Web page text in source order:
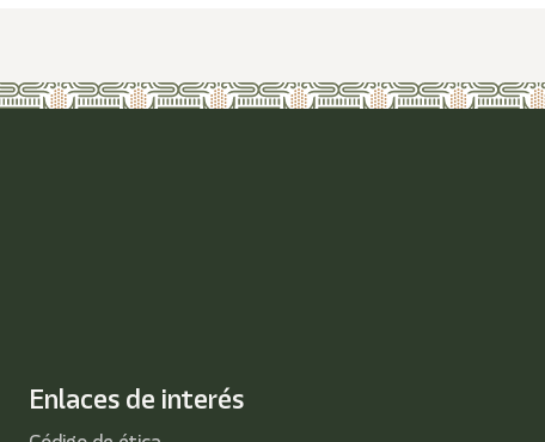
Enlaces de interés